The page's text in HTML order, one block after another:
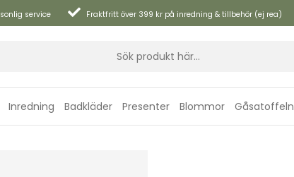
service Fraktfritt över 399 kr på inredning & tillbehör (ej rea)
Inredning Badkläder Presenter Blommor Gåsatoffeln